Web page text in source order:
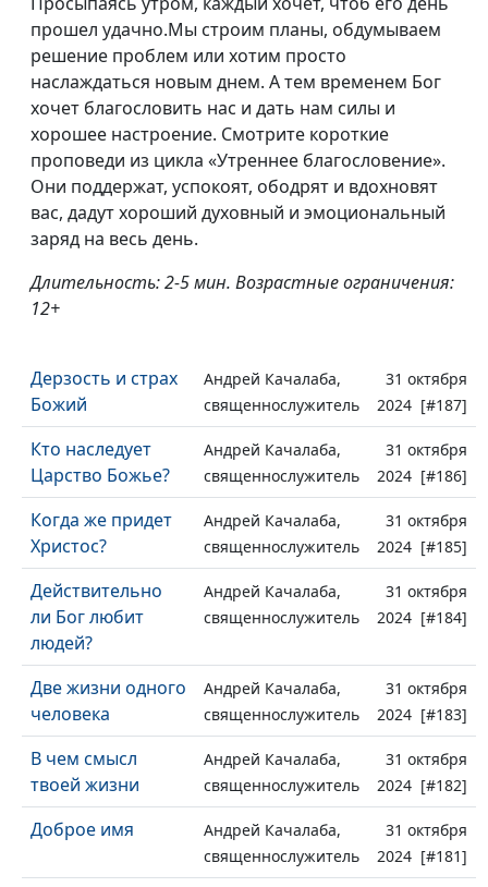
прошел удачно.Мы строим планы, обдумываем
решение проблем или хотим просто
наслаждаться новым днем. А тем временем Бог
хочет благословить нас и дать нам силы и
хорошее настроение. Смотрите короткие
проповеди из цикла «Утреннее благословение».
Они поддержат, успокоят, ободрят и вдохновят
вас, дадут хороший духовный и эмоциональный
заряд на весь день.
Длительность: 2-5 мин. Возрастные ограничения:
12+
Дерзость и страх
Божий
Андрей Качалаба,
священнослужитель
31 октября
2024 [#187]
Кто наследует
Царство Божье?
Андрей Качалаба,
священнослужитель
31 октября
2024 [#186]
Когда же придет
Христос?
Андрей Качалаба,
священнослужитель
31 октября
2024 [#185]
Действительно
ли Бог любит
людей?
Андрей Качалаба,
священнослужитель
31 октября
2024 [#184]
Две жизни одного
человека
Андрей Качалаба,
священнослужитель
31 октября
2024 [#183]
В чем смысл
твоей жизни
Андрей Качалаба,
священнослужитель
31 октября
2024 [#182]
Доброе имя
Андрей Качалаба,
священнослужитель
31 октября
2024 [#181]